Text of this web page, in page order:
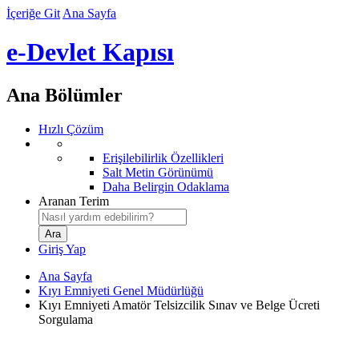
İçeriğe Git Ana Sayfa
e-Devlet Kapısı
Ana Bölümler
Hızlı Çözüm
Erişilebilirlik Özellikleri
Salt Metin Görünümü
Daha Belirgin Odaklama
Aranan Terim
Giriş Yap
Ana Sayfa
Kıyı Emniyeti Genel Müdürlüğü
Kıyı Emniyeti Amatör Telsizcilik Sınav ve Belge Ücreti
Sorgulama